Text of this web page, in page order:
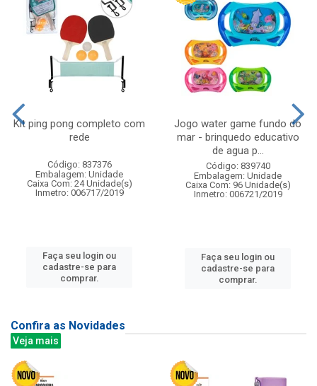
Kit ping pong completo com
rede
Código: 837376
Embalagem: Unidade
Caixa Com: 24 Unidade(s)
Inmetro: 006717/2019
Faça seu login ou
cadastre-se para
comprar.
Jogo water game fundo do
mar - brinquedo educativo
de agua p...
Código: 839740
Embalagem: Unidade
Caixa Com: 96 Unidade(s)
Inmetro: 006721/2019
Faça seu login ou
cadastre-se para
comprar.
Confira as Novidades
Veja mais